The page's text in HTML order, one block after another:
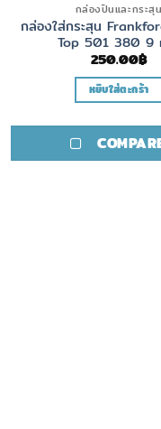
กล่องปืนและกระสุน
กล่องใส่กระสุน
Top 501 380 9
250.00฿
หยิบใส่ตะกร้า